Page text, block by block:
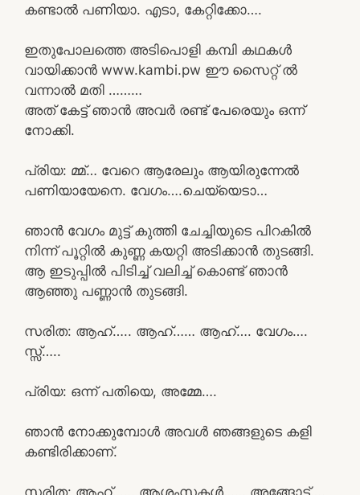
കണ്ടാൽ പണിയാ. എടാ, കേറ്റിക്കോ….
ഇതുപോലത്തെ അടിപൊളി കമ്പി കഥകൾ
വായിക്കാൻ www.kambi.pw ഈ സൈറ്റ് ൽ
വന്നാൽ മതി ………
അത് കേട്ട് ഞാൻ അവർ രണ്ട് പേരെയും ഒന്ന്
നോക്കി.
പ്രിയ: മ്മ്… വേറെ ആരേലും ആയിരുന്നേൽ
പണിയായേനെ. വേഗം….ചെയ്യെടാ…
ഞാൻ വേഗം മുട്ട് കുത്തി ചേച്ചിയുടെ പിറകിൽ
നിന്ന് പൂറ്റിൽ കുണ്ണ കയറ്റി അടിക്കാൻ തുടങ്ങി.
ആ ഇടുപ്പിൽ പിടിച്ച് വലിച്ച് കൊണ്ട് ഞാൻ
ആഞ്ഞു പണ്ണാൻ തുടങ്ങി.
സരിത: ആഹ്….. ആഹ്…… ആഹ്…. വേഗം….
സ്സ്‌…..
പ്രിയ: ഒന്ന് പതിയെ, അമ്മേ….
ഞാൻ നോക്കുമ്പോൾ അവൾ ഞങ്ങളുടെ കളി
കണ്ടിരിക്കാണ്.
സരിത: ആഹ്…… ആശംസകൾ…… അങ്ങോട്ട്….